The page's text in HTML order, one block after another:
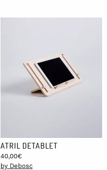
ATRIL DETABLET
40,00€
by Debosc